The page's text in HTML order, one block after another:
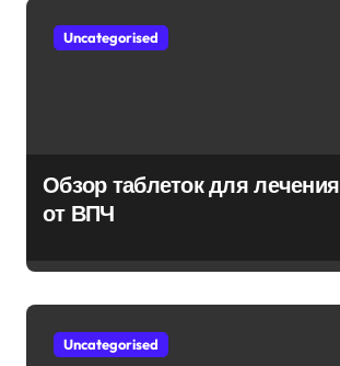
Uncategorised
Обзор таблеток для лечения
от ВПЧ
Uncategorised